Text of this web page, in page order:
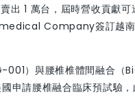
1 萬台，屆時營收貢獻可
Company簽訂越
001）與腰椎椎體間融合（
申請腰椎融合臨床預試驗